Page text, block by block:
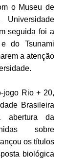
o Museu de
seguida foi a
do Tsunami
a atenção
jogo Rio + 20,
Brasileira
abertura da
sobre
os títulos
biológica